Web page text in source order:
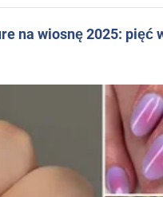
na wiosnę 2025: pięć